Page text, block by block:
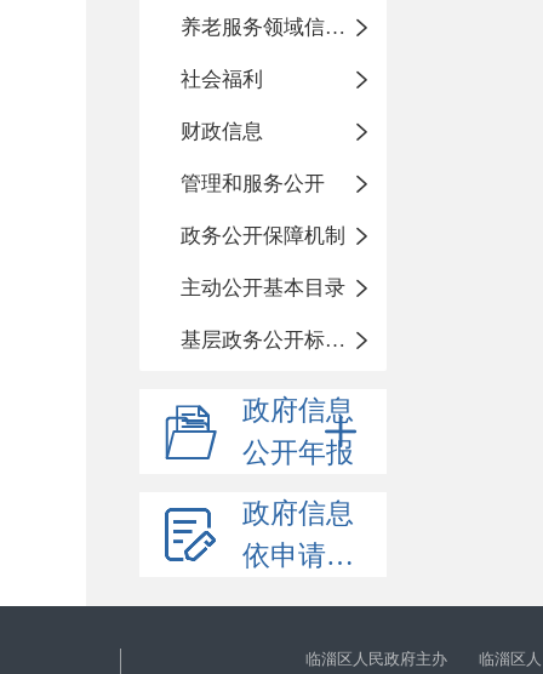
养老服务领域信息公开专栏
社会福利
财政信息
管理和服务公开
政务公开保障机制
主动公开基本目录
基层政务公开标准化目录
政府信息
公开年报
政府信息
依申请公开
临淄区人民政府主办 临淄区人